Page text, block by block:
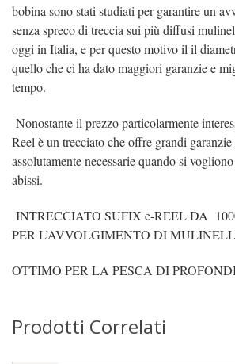
bobina sono stati studiati per garantire un
senza spreco di treccia sui più diffusi
oggi in Italia, e per questo motivo il il
quello che ci ha dato maggiori garanzie e
tempo.
Nonostante il prezzo particolarmente
Reel è un trecciato che offre grandi
assolutamente necessarie quando si
abissi.
INTRECCIATO SUFIX e-REEL DA
PER L’AVVOLGIMENTO DI
OTTIMO PER LA PESCA DI
Prodotti Correlati